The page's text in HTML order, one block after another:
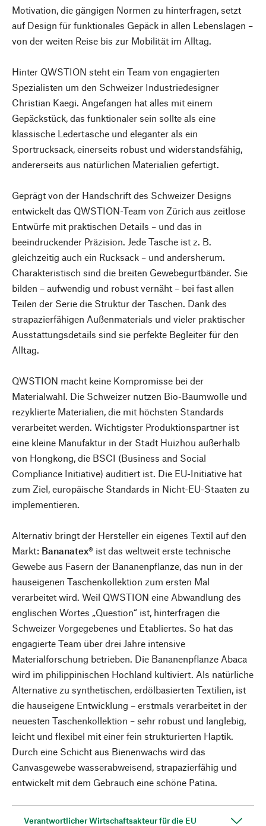
Motivation, die gängigen Normen zu hinterfragen, setzt
auf Design für funktionales Gepäck in allen Lebenslagen –
von der weiten Reise bis zur Mobilität im Alltag.
Hinter QWSTION steht ein Team von engagierten
Spezialisten um den Schweizer Industriedesigner
Christian Kaegi. Angefangen hat alles mit einem
Gepäckstück, das funktionaler sein sollte als eine
klassische Ledertasche und eleganter als ein
Sportrucksack, einerseits robust und widerstandsfähig,
andererseits aus natürlichen Materialien gefertigt.
Geprägt von der Handschrift des Schweizer Designs
entwickelt das QWSTION-Team von Zürich aus zeitlose
Entwürfe mit praktischen Details – und das in
beeindruckender Präzision. Jede Tasche ist z. B.
gleichzeitig auch ein Rucksack – und andersherum.
Charakteristisch sind die breiten Gewebegurtbänder. Sie
bilden – aufwendig und robust vernäht – bei fast allen
Teilen der Serie die Struktur der Taschen. Dank des
strapazierfähigen Außenmaterials und vieler praktischer
Ausstattungsdetails sind sie perfekte Begleiter für den
Alltag.
QWSTION macht keine Kompromisse bei der
Materialwahl. Die Schweizer nutzen Bio-Baumwolle und
rezyklierte Materialien, die mit höchsten Standards
verarbeitet werden. Wichtigster Produktionspartner ist
eine kleine Manufaktur in der Stadt Huizhou außerhalb
von Hongkong, die BSCI (Business and Social
Compliance Initiative) auditiert ist. Die EU-Initiative hat
zum Ziel, europäische Standards in Nicht-EU-Staaten zu
implementieren.
Alternativ bringt der Hersteller ein eigenes Textil auf den
Markt: Bananatex® ist das weltweit erste technische
Gewebe aus Fasern der Bananenpflanze, das nun in der
hauseigenen Taschenkollektion zum ersten Mal
verarbeitet wird. Weil QWSTION eine Abwandlung des
englischen Wortes „Question“ ist, hinterfragen die
Schweizer Vorgegebenes und Etabliertes. So hat das
engagierte Team über drei Jahre intensive
Materialforschung betrieben. Die Bananenpflanze Abaca
wird im philippinischen Hochland kultiviert. Als natürliche
Alternative zu synthetischen, erdölbasierten Textilien, ist
die hauseigene Entwicklung – erstmals verarbeitet in der
neuesten Taschenkollektion – sehr robust und langlebig,
leicht und flexibel mit einer fein strukturierten Haptik.
Durch eine Schicht aus Bienenwachs wird das
Canvasgewebe wasserabweisend, strapazierfähig und
entwickelt mit dem Gebrauch eine schöne Patina.
Verantwortlicher Wirtschaftsakteur für die EU